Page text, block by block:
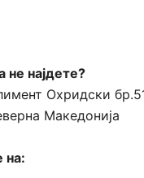
најдете?
Охридски
Македонија
на: